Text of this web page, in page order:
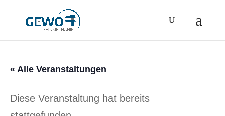
« Alle Veranstaltungen
Diese Veranstaltung hat bereits